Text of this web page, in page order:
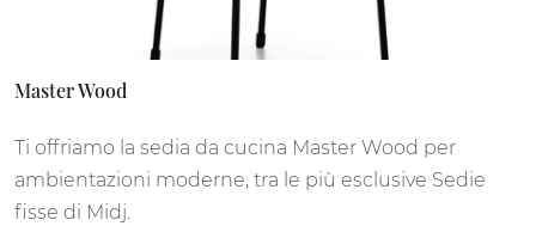
Master Wood
Ti offriamo la sedia da cucina Master Wood per
ambientazioni moderne, tra le più esclusive Sedie
fisse di Midj.